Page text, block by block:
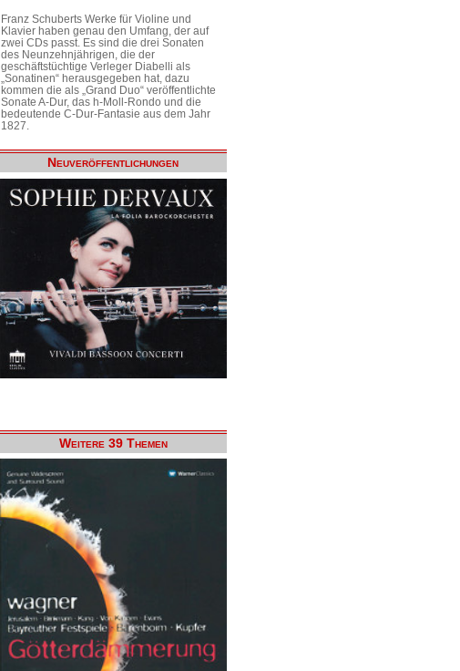
Franz Schuberts Werke für Violine und
Klavier haben genau den Umfang, der auf
zwei CDs passt. Es sind die drei Sonaten
des Neunzehnjährigen, die der
geschäftstüchtige Verleger Diabelli als
„Sonatinen“ herausgegeben hat, dazu
kommen die als „Grand Duo“ veröffentlichte
Sonate A-Dur, das h-Moll-Rondo und die
bedeutende C-Dur-Fantasie aus dem Jahr
1827.
Neuveröffentlichungen
Weitere 39 Themen